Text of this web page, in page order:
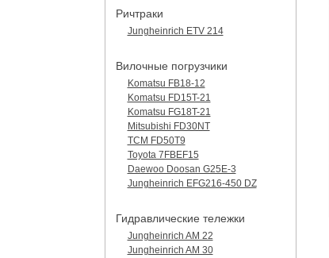
Ричтраки
Jungheinrich ETV 214
Вилочные погрузчики
Komatsu FB18-12
Komatsu FD15T-21
Komatsu FG18T-21
Mitsubishi FD30NT
TCM FD50T9
Toyota 7FBEF15
Daewoo Doosan G25E-3
Jungheinrich EFG216-450 DZ
Гидравлические тележки
Jungheinrich AM 22
Jungheinrich AM 30